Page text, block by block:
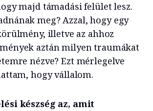
majd támadási felület lesz.
meg? Azzal, hogy egy
illetve az ahhoz
aztán milyen traumákat
nézve? Ezt mérlegelve
hogy vállalom.
készség az, amit